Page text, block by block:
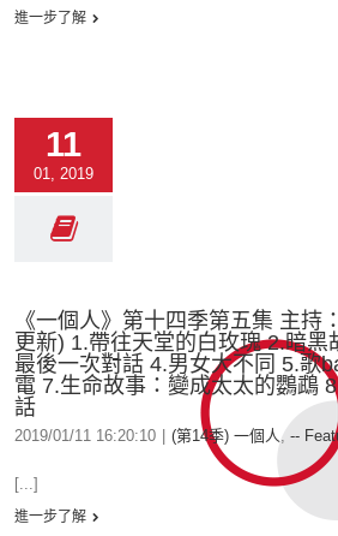
進一步了解
11
01, 2019
《一個人》第十四季第五集 主持
更新) 1.帶往天堂的白玫瑰 2.暗黑
最後一次對話 4.男女大不同 5.歌
電 7.生命故事：變成太太的鸚鵡
話
2019/01/11 16:20:10 (第14季) 一個人, --
[...]
進一步了解